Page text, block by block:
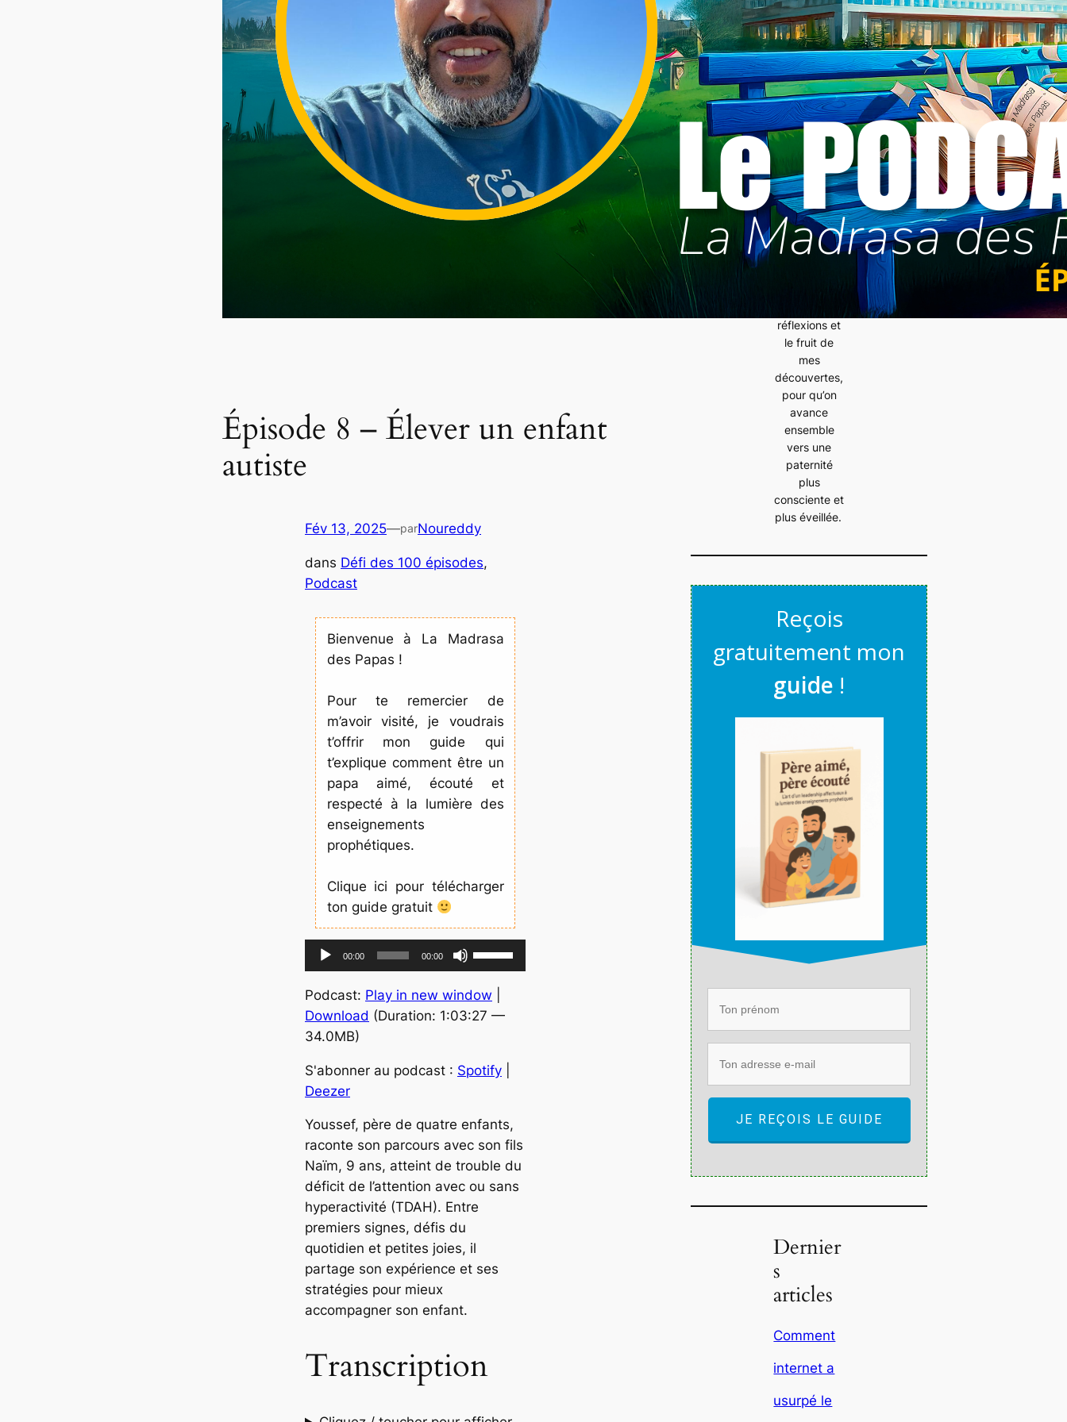
Épisode 8 – Élever un enfant
autiste
Fév 13, 2025—parNoureddy
dans Défi des 100 épisodes
Podcast
Bienvenue à La Madrasa
des Papas !
Pour te remercier de
m’avoir visité, je voudrais
t’offrir mon guide qui
t’explique comment être un
papa aimé, écouté et
respecté à la lumière des
enseignements
prophétiques.
Clique ici pour télécharger
ton guide gratuit
e
c
t
e
r
a
d
i
o
00:00 00:00
U
t
i
l
e
e
s
f
l
è
h
e
u
Podcast: Play in new window
Download (Duration: 1:03:27 —
34.0MB)
S'abonner au podcast : Spotify
Deezer
Youssef, père de quatre enfants,
raconte son parcours avec son fils
Naïm, 9 ans, atteint de trouble du
déficit de l’attention avec ou sans
hyperactivité (TDAH). Entre
premiers signes, défis du
quotidien et petites joies, il
partage son expérience et ses
stratégies pour mieux
accompagner son enfant.
Transcription
préparait pas
vraiment à
être pères.
J’ai donc
décidé de
reprendre
mon
éducation en
chemin avec
toi. En tant
qu’« étudiant
en
paternité »,
réflexions et
le fruit de
mes
découvertes,
pour qu’on
avance
ensemble
vers une
paternité
plus
consciente et
plus éveillée.
Reçois
gratuitement mon
guide !
JE REÇOIS LE GUIDE
Dernier
s
articles
Comment
internet a
usurpé le